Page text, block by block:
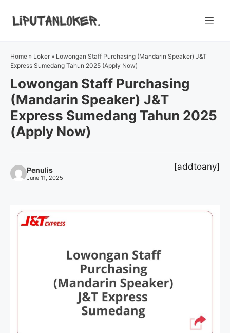
Home » Loker » Lowongan Staff Purchasing (Mandarin Speaker) J&T
Express Sumedang Tahun 2025 (Apply Now)
Lowongan Staff Purchasing
(Mandarin Speaker) J&T
Express Sumedang Tahun 2025
(Apply Now)
Penulis
June 11, 2025
[addtoany]